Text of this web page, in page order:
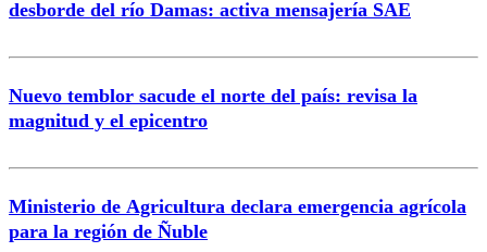
desborde del río Damas: activa mensajería SAE
Nuevo temblor sacude el norte del país: revisa la
magnitud y el epicentro
Ministerio de Agricultura declara emergencia agrícola
para la región de Ñuble